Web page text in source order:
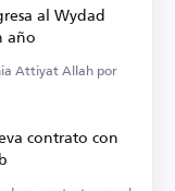
al Wydad
año
Attiyat Allah por
contrato con